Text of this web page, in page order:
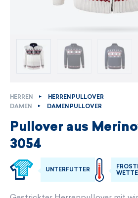
HERREN
HERREN PULLOVER
DAMEN
DAMEN PULLOVER
Pullover aus
3054
UNTERFUTTER